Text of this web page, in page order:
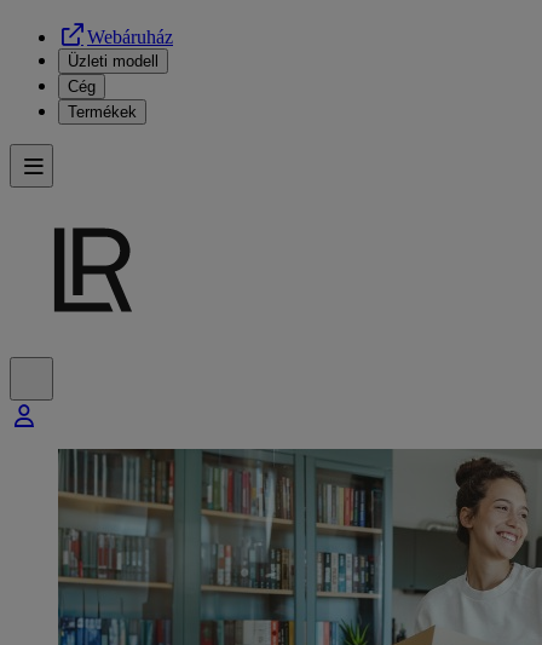
Webáruház
Üzleti modell
Cég
Termékek